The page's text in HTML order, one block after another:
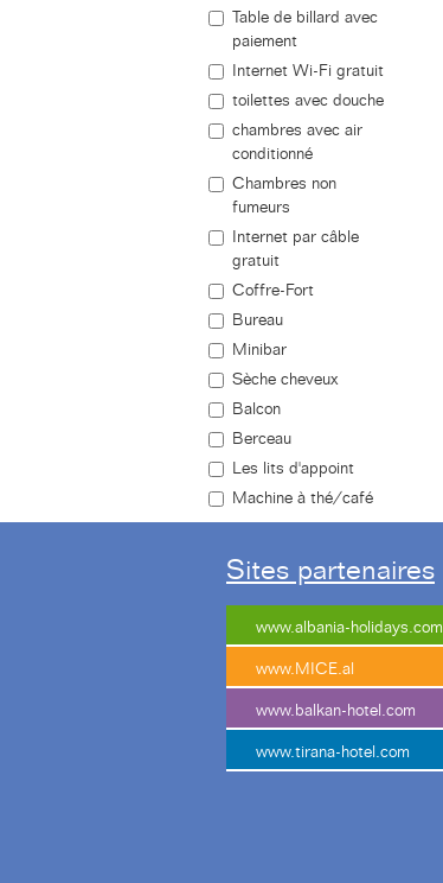
Table de billard avec
paiement
Internet Wi-Fi gratuit
toilettes avec douche
chambres avec air
conditionné
Chambres non
fumeurs
Internet par câble
gratuit
Coffre-Fort
Bureau
Minibar
Sèche cheveux
Balcon
Berceau
Les lits d'appoint
Machine à thé/café
Sites partenaires
www.albania-holidays.com
www.MICE.al
www.balkan-hotel.com
www.tirana-hotel.com